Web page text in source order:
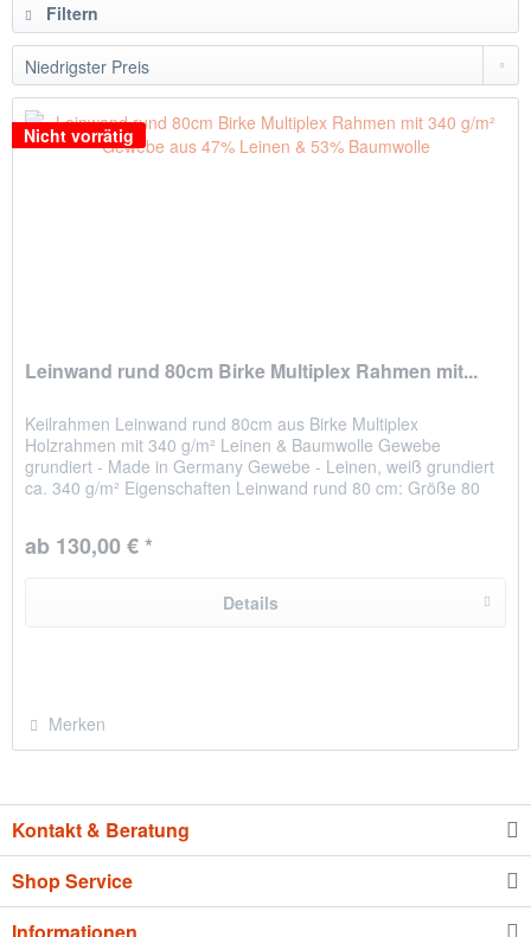
Filtern
Nicht vorrätig
Leinwand rund 80cm Birke Multiplex Rahmen mit...
Keilrahmen Leinwand rund 80cm aus Birke Multiplex
Holzrahmen mit 340 g/m² Leinen & Baumwolle Gewebe
grundiert - Made in Germany Gewebe - Leinen, weiß grundiert
ca. 340 g/m² Eigenschaften Leinwand rund 80 cm: Größe 80
ab 130,00 € *
Details
Merken
Kontakt & Beratung
Shop Service
Informationen